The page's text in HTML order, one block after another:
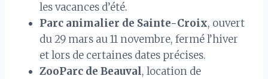
les vacances d’été.
Parc animalier de Sainte-Croix, ouvert
du 29 mars au 11 novembre, fermé l’hiver
et lors de certaines dates précises.
ZooParc de Beauval, location de